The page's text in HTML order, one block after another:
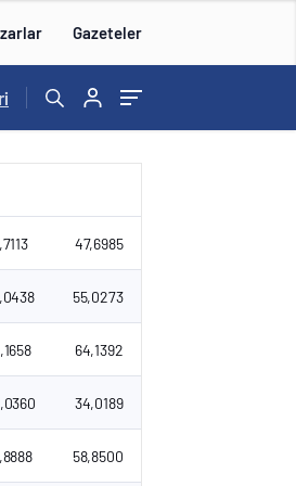
Gazeteler
47,6985
55,0273
64,1392
34,0189
58,8500